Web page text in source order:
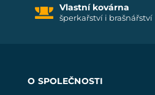
Vlastní kovárna
šperkařství i brašnářství
O SPOLEČNOSTI